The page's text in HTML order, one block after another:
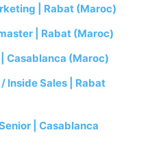
| Rabat (Maroc)
| Rabat (Maroc)
Casablanca (Maroc)
Inside Sales | Rabat
| Casablanca